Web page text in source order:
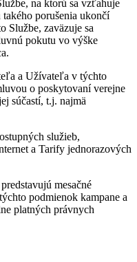
na ktorú sa vzťahuje
porušenia ukončí
Službe, zaväzuje sa
pokutu vo výške
a Užívateľa v týchto
o poskytovaní verejne
súčastí, t.j. najmä
služieb,
a Tarify jednorazových
mesačné
podmienok kampane a
platných právnych